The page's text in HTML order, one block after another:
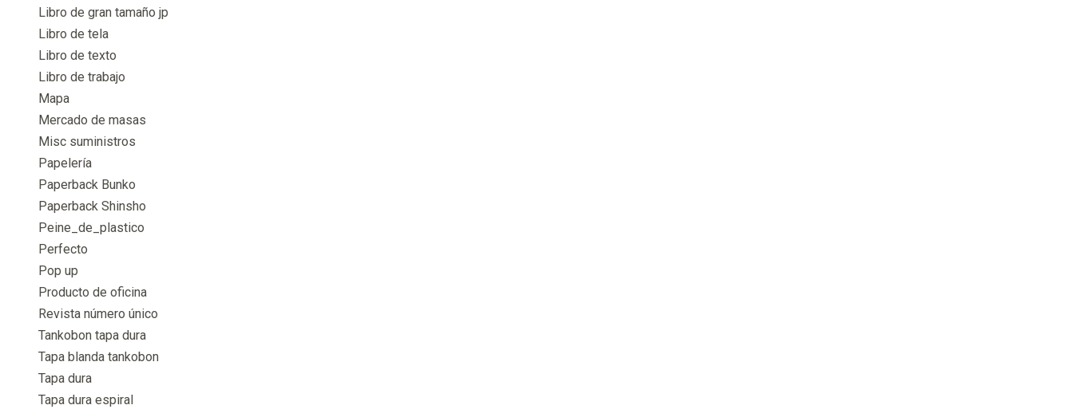
Libro de gran tamaño jp
Libro de tela
Libro de texto
Libro de trabajo
Mapa
Mercado de masas
Misc suministros
Papelería
Paperback Bunko
Paperback Shinsho
Peine_de_plastico
Perfecto
Pop up
Producto de oficina
Revista número único
Tankobon tapa dura
Tapa blanda tankobon
Tapa dura
Tapa dura espiral